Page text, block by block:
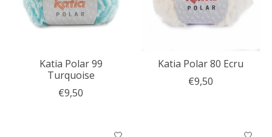
Katia Polar 99
Turquoise
€9,50
Katia Polar 80 Ecru
€9,50